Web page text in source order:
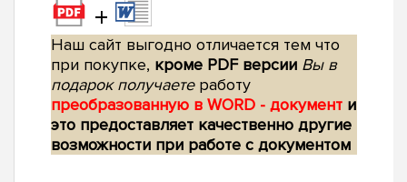
+
Наш сайт выгодно отличается тем что
при покупке, кроме PDF версии Вы в
подарок получаетеработу
преобразованную в WORD - документ и
это предоставляет качественно другие
возможности при работе с документом